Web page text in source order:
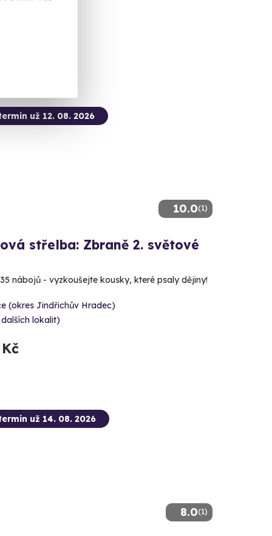
10.0(1)
už 12. 08. 2026
střelba: Zbraně 2. světové
nábojů - vyzkoušejte kousky, které psaly dějiny!
(okres Jindřichův Hradec)
lokalit)
8.0(1)
už 14. 08. 2026